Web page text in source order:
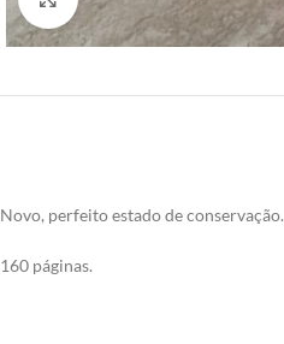
Novo, perfeito estado de conservação.
160 páginas.